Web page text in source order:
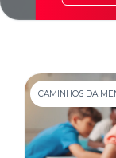
CAMINHOS DA